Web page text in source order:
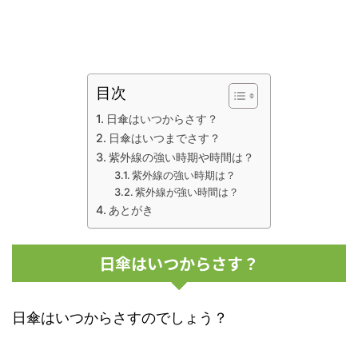
目次
日傘はいつからさす？
日傘はいつまでさす？
紫外線の強い時期や時間は？
紫外線の強い時期は？
紫外線が強い時間は？
あとがき
日傘はいつからさす？
日傘はいつからさすのでしょう？